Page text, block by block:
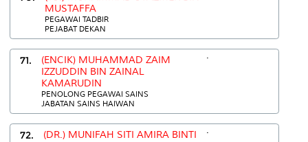
MUSTAFFA
PEGAWAI TADBIR
PEJABAT DEKAN
71.
(ENCIK) MUHAMMAD ZAIM
IZZUDDIN BIN ZAINAL
KAMARUDIN
PENOLONG PEGAWAI SAINS
JABATAN SAINS HAIWAN
.
72.
(DR.) MUNIFAH SITI AMIRA BINTI
.